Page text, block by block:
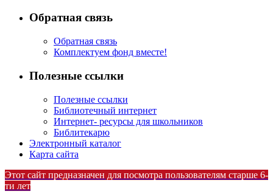
Обратная связь
Обратная связь
Комплектуем фонд вместе!
Полезные ссылки
Полезные ссылки
Библиотечный интернет
Интернет- ресурсы для школьников
Библитекарю
Электронный каталог
Карта сайта
Этот сайт предназначен для посмотра пользователям старше 6-
ти лет